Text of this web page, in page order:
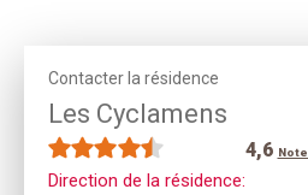
Contacter la résidence
Les Cyclamens
4,6
Direction de la résidence: